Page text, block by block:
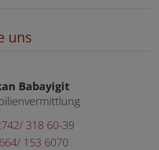
uns
Babayigit
318 60-39
153 6070